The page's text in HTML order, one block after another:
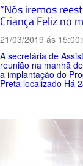
“Nós iremos
Criança Feliz no
21/03/2019 ás
A secretária de
reunião na manhã
a implantação do
Preta localizado Há